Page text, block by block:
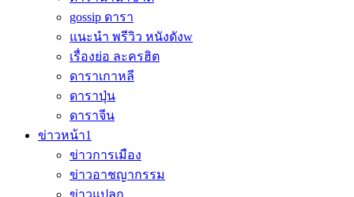
gossip ดารา
แนะนำ พรีวิว หนังดังw
เรื่องย่อ ละครฮิต
ดาราเกาหลี
ดาราปุ่น
ดาราจีน
ข่าวหน้า1
ข่าวการเมือง
ข่าวอาชญากรรม
ข่าวแปลก